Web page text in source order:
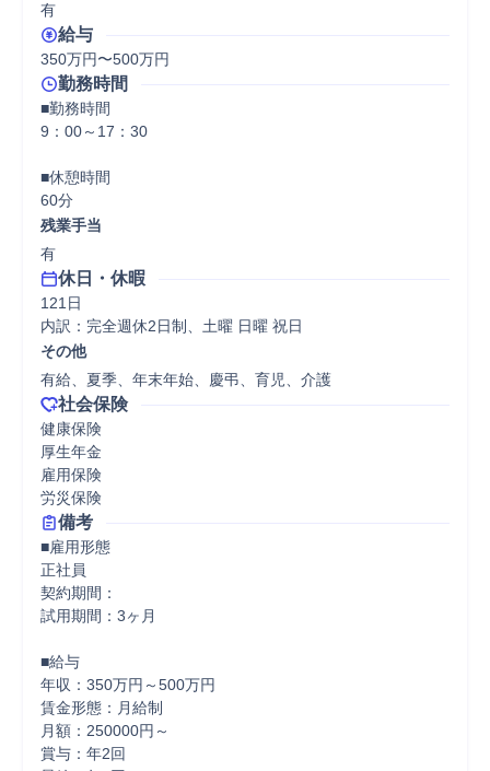
有
給与
350万円〜500万円
勤務時間
■勤務時間
9：00～17：30
■休憩時間
60分
残業手当
有
休日・休暇
121日
内訳：完全週休2日制、土曜 日曜 祝日
その他
有給、夏季、年末年始、慶弔、育児、介護
社会保険
健康保険
厚生年金
雇用保険
労災保険
備考
■雇用形態
正社員
契約期間：
試用期間：3ヶ月
■給与
年収：350万円～500万円
賃金形態：月給制
月額：250000円～
賞与：年2回